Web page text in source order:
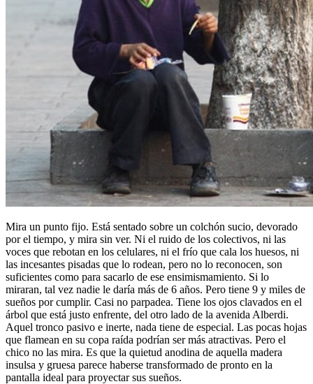
Mira un punto fijo. Está sentado sobre un colchón sucio, devorado
por el tiempo, y mira sin ver. Ni el ruido de los colectivos, ni las
voces que rebotan en los celulares, ni el frío que cala los huesos, ni
las incesantes pisadas que lo rodean, pero no lo reconocen, son
suficientes como para sacarlo de ese ensimismamiento. Si lo
miraran, tal vez nadie le daría más de 6 años. Pero tiene 9 y miles de
sueños por cumplir. Casi no parpadea. Tiene los ojos clavados en el
árbol que está justo enfrente, del otro lado de la avenida Alberdi.
Aquel tronco pasivo e inerte, nada tiene de especial. Las pocas hojas
que flamean en su copa raída podrían ser más atractivas. Pero el
chico no las mira. Es que la quietud anodina de aquella madera
insulsa y gruesa parece haberse transformado de pronto en la
pantalla ideal para proyectar sus sueños.